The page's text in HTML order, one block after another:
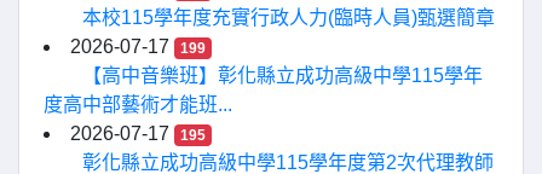
本校115學年度充實行政人力(臨時人員)甄選簡章
2026-07-17
199
【高中音樂班】彰化縣立成功高級中學115學年
度高中部藝術才能班...
2026-07-17
195
彰化縣立成功高級中學115學年度第2次代理教師